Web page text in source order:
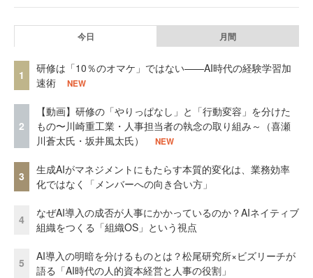
今日 月間
1
研修は「10％のオマケ」ではない——AI時代の経験学習加
速術
NEW
2
【動画】研修の「やりっぱなし」と「行動変容」を分けた
もの〜川崎重工業・人事担当者の執念の取り組み～（喜瀬
川蒼太氏・坂井風太氏）
NEW
3
生成AIがマネジメントにもたらす本質的変化は、業務効率
化ではなく「メンバーへの向き合い方」
4
なぜAI導入の成否が人事にかかっているのか？AIネイティブ
組織をつくる「組織OS」という視点
5
AI導入の明暗を分けるものとは？松尾研究所×ビズリーチが
語る「AI時代の人的資本経営と人事の役割」